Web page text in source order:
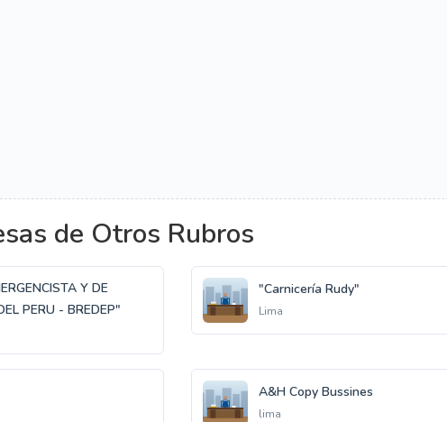
de Otros Rubros
Y DE
PERU - BREDEP"
"Carnicería Rudy"
Lima
A&H Copy Bussines
lima